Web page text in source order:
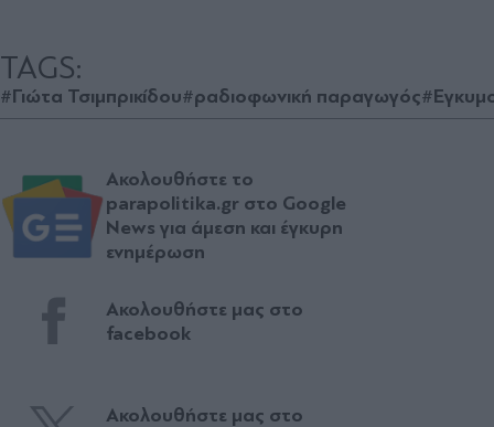
TAGS:
#Γιώτα Τσιμπρικίδου#ραδιοφωνική παραγωγός
Ακολουθήστε το
parapolitika.gr στο Google
News για άμεση και έγκυρη
ενημέρωση
Ακολουθήστε μας στο
facebook
Ακολουθήστε μας στο